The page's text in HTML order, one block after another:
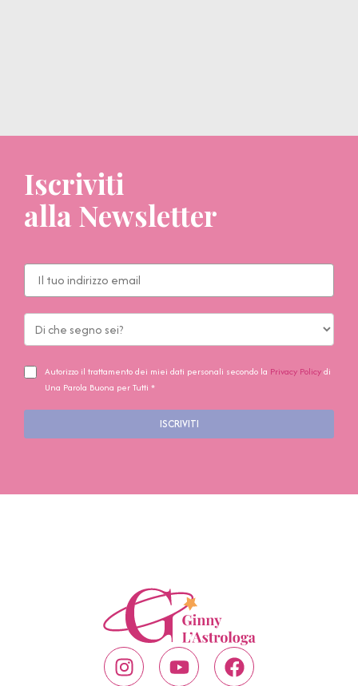
Iscriviti
alla Newsletter
Autorizzo il trattamento dei miei dati personali secondo la Privacy Policydi
Una Parola Buona per Tutti *
ISCRIVITI